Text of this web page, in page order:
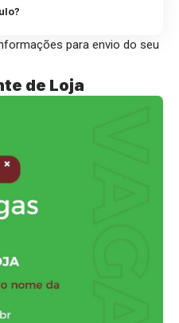
para envio do seu
de Loja